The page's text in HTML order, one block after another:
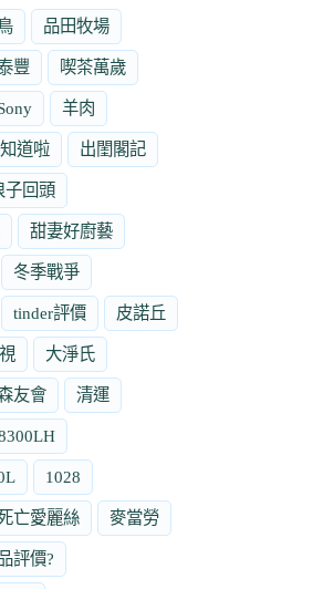
品田牧場
豐 喫茶萬歲
羊肉
道啦 出閨閣記
子回頭
甜妻好廚藝
冬季戰爭
tinder評價 皮諾丘
大淨氏
友會 清運
1028
亡愛麗絲 麥當勞
評價?